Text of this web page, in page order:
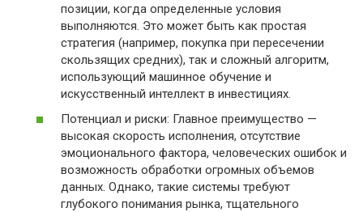
позиции, когда определенные условия
выполняются. Это может быть как простая
стратегия (например, покупка при пересечении
скользящих средних), так и сложный алгоритм,
использующий машинное обучение и
искусственный интеллект в инвестициях.
Потенциал и риски: Главное преимущество —
высокая скорость исполнения, отсутствие
эмоционального фактора, человеческих ошибок и
возможность обработки огромных объемов
данных. Однако, такие системы требуют
глубокого понимания рынка, тщательного